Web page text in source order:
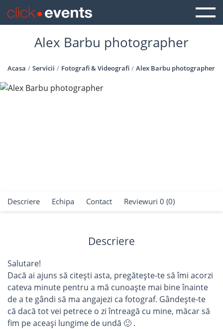
Alex Barbu photographer
Acasa Servicii Fotografi & Videografi Alex Barbu photographer
Descriere Echipa Contact Reviewuri 0 (0)
Descriere
Salutare!
Dacă ai ajuns să citești asta, pregătește-te să îmi acorzi
cateva minute pentru a mă cunoaște mai bine înainte
de a te gândi să ma angajezi ca fotograf. Gândește-te
că dacă tot vei petrece o zi întreagă cu mine, măcar să
fim pe aceași lungime de undă 🙂 .